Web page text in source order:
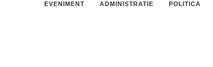
EVENIMENT ADMINISTRATIE POLITICA